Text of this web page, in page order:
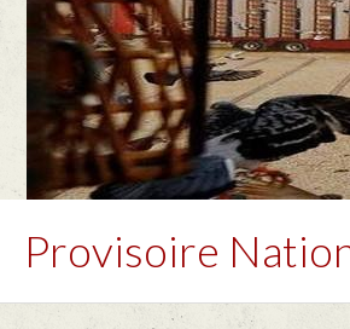
Provisoire